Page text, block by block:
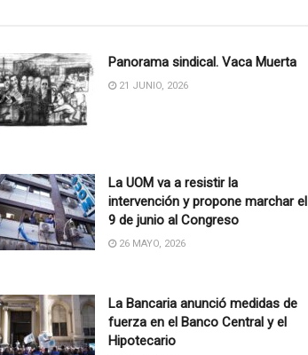
Panorama sindical. Vaca Muerta
21 JUNIO, 2026
La UOM va a resistir la
intervención y propone marchar el
9 de junio al Congreso
26 MAYO, 2026
La Bancaria anunció medidas de
fuerza en el Banco Central y el
Hipotecario